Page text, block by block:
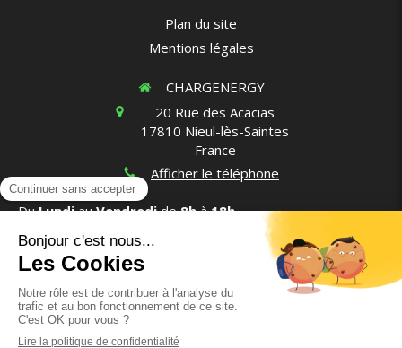
Plan du site
Mentions légales
CHARGENERGY
20 Rue des Acacias
17810 Nieul-lès-Saintes
France
Afficher le téléphone
DuLundiauVendredide8hà18h